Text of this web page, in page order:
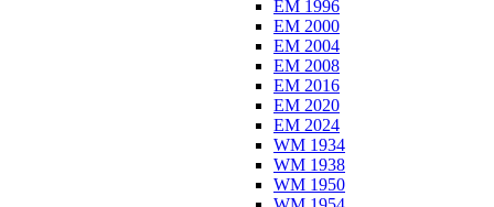
EM 1996
EM 2000
EM 2004
EM 2008
EM 2016
EM 2020
EM 2024
WM 1934
WM 1938
WM 1950